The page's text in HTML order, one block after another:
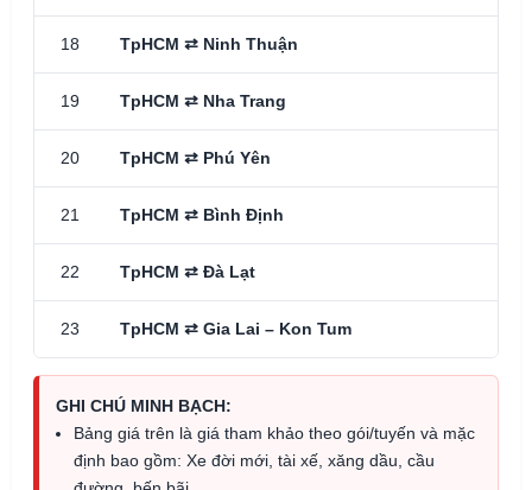
18 TpHCM ⇄ Ninh Thuận
19 TpHCM ⇄ Nha Trang
20 TpHCM ⇄ Phú Yên
21 TpHCM ⇄ Bình Định
22 TpHCM ⇄ Đà Lạt
23 TpHCM ⇄ Gia Lai – Kon Tum
GHI CHÚ MINH BẠCH:
Bảng giá trên là giá tham khảo theo gói/tuyến và mặc
định bao gồm: Xe đời mới, tài xế, xăng dầu, cầu